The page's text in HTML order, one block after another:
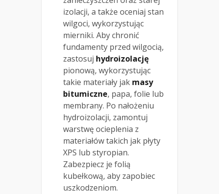
izolacji, a także oceniaj stan
wilgoci, wykorzystując
mierniki. Aby chronić
fundamenty przed wilgocią,
zastosuj hydroizolację
pionową, wykorzystując
takie materiały jak masy
bitumiczne, papa, folie lub
membrany. Po nałożeniu
hydroizolacji, zamontuj
warstwę ocieplenia z
materiałów takich jak płyty
XPS lub styropian.
Zabezpiecz je folią
kubełkową, aby zapobiec
uszkodzeniom.